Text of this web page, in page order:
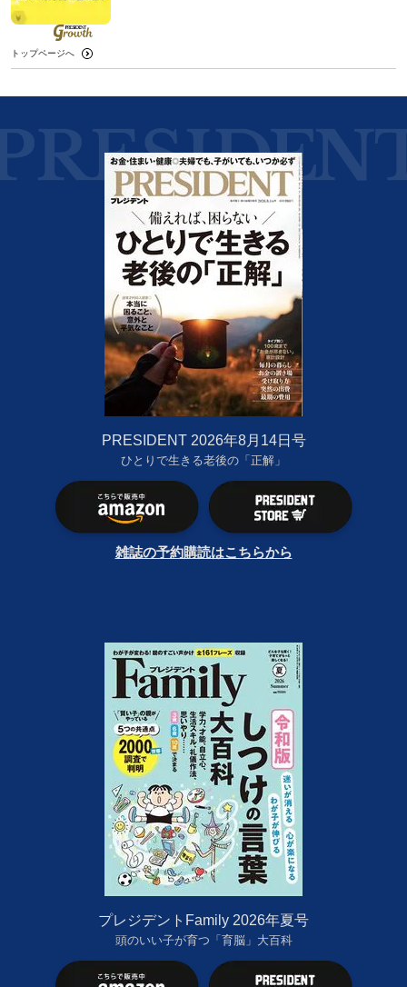
トップページへ
PRESIDENT 2026年8月14日号
ひとりで生きる老後の「正解」
雑誌の予約購読はこちらから
プレジデントFamily 2026年夏号
頭のいい子が育つ「育脳」大百科